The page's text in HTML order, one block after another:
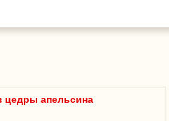
цедры апельсина